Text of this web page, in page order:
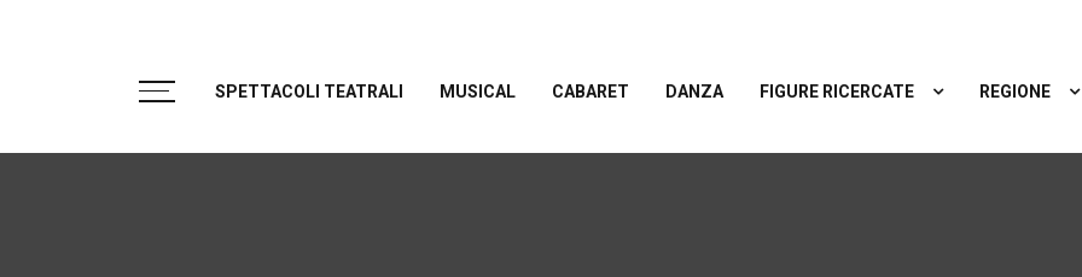
SPETTACOLI TEATRALI MUSICAL CABARET DANZA FIGURE RICERCATE REGIONE